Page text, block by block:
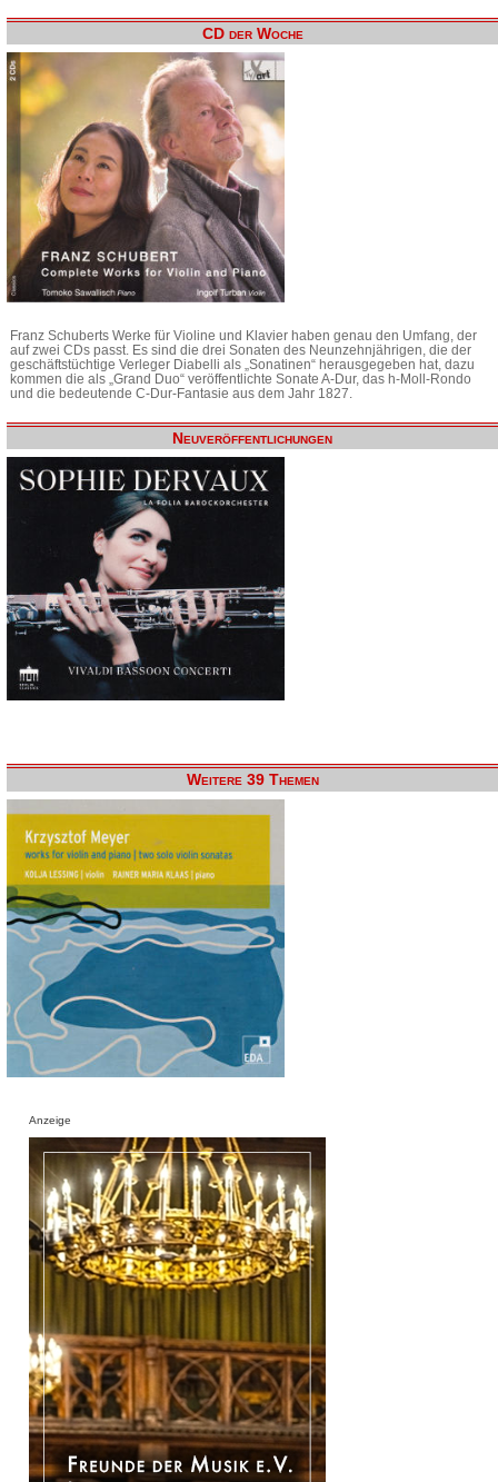
CD der Woche
Franz Schuberts Werke für Violine und Klavier haben genau den Umfang, der
auf zwei CDs passt. Es sind die drei Sonaten des Neunzehnjährigen, die der
geschäftstüchtige Verleger Diabelli als „Sonatinen“ herausgegeben hat, dazu
kommen die als „Grand Duo“ veröffentlichte Sonate A-Dur, das h-Moll-Rondo
und die bedeutende C-Dur-Fantasie aus dem Jahr 1827.
Neuveröffentlichungen
Weitere 39 Themen
Anzeige